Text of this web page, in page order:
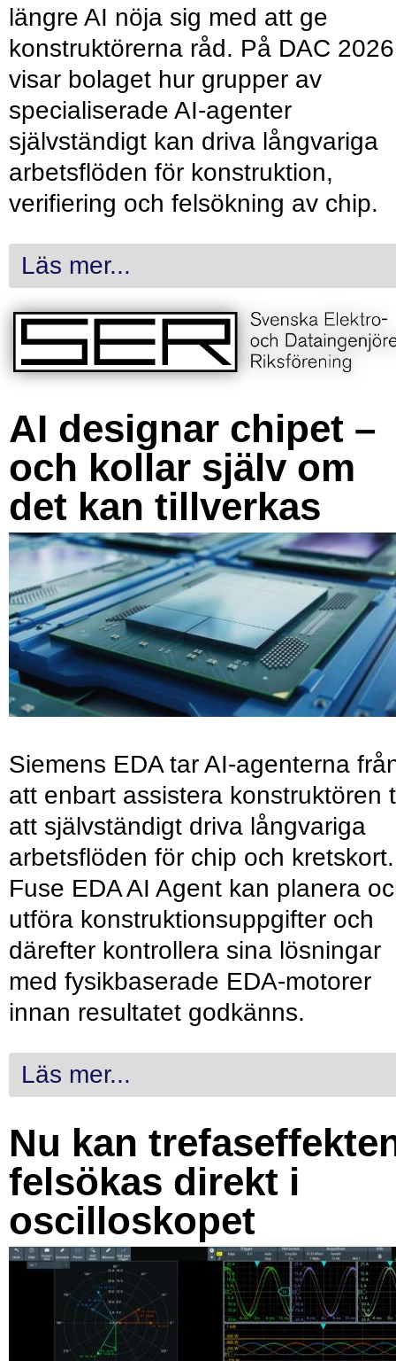
längre AI nöja sig med att ge
konstruktörerna råd. På DAC 2026
visar bolaget hur grupper av
specialiserade AI-agenter
självständigt kan driva långvariga
arbetsflöden för konstruktion,
verifiering och felsökning av chip.
Läs mer...
AI designar chipet –
och kollar själv om
det kan tillverkas
Siemens EDA tar AI-agenterna
att enbart assistera konstruktören
att självständigt driva långvariga
arbetsflöden för chip och kretskort.
Fuse EDA AI Agent kan planera
utföra konstruktionsuppgifter och
därefter kontrollera sina lösningar
med fysikbaserade EDA-motorer
innan resultatet godkänns.
Läs mer...
Nu kan
felsökas direkt i
oscilloskopet